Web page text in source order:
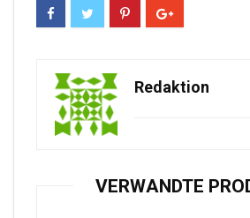
Redaktion
VERWANDTE